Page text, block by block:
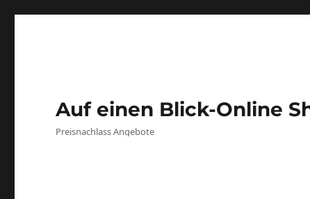
Auf einen Blick-Online
Preisnachlass Angebote